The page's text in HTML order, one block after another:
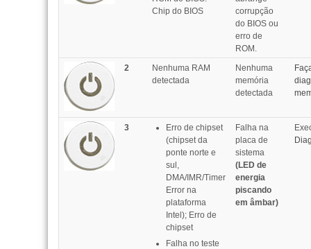
Chip do BIOS
corrupção
do BIOS ou
erro de
ROM.
2
Nenhuma RAM
detectada
Nenhuma
memória
detectada
3
Erro de chipset
(chipset da
ponte norte e
sul,
DMA/IMR/Timer
Error na
plataforma
Intel); Erro de
chipset
Falha no teste
Falha na
placa de
sistema
(LED de
energia
piscando
em âmbar)